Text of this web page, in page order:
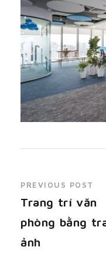
PREVIOUS POST
Trang trí văn
phòng bằng
ảnh